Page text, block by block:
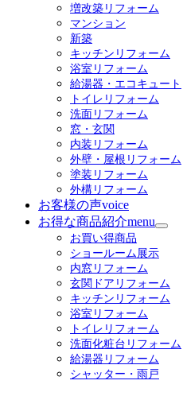
を
開
増改築リフォーム
マンション
新築
キッチンリフォーム
浴室リフォーム
給湯器・エコキュート
トイレリフォーム
洗面リフォーム
窓・玄関
内装リフォーム
外壁・屋根リフォーム
塗装リフォーム
外構リフォーム
お客様の声voice
お得な商品紹介menu
サ
ュ
ー
開
お買い得商品
ショールーム展示
内窓リフォーム
玄関ドアリフォーム
キッチンリフォーム
浴室リフォーム
トイレリフォーム
洗面化粧台リフォーム
給湯器リフォーム
シャッター・雨戸